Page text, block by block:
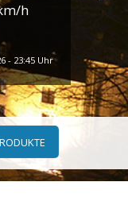
h
- 23:45 Uhr